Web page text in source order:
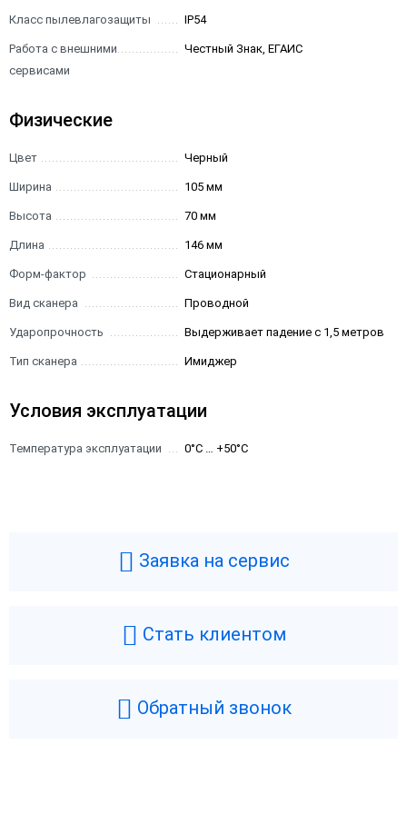
Класс пылевлагозащиты IP54
Работа с внешними
сервисами
Честный Знак, ЕГАИС
Физические
Цвет Черный
Ширина 105 мм
Высота 70 мм
Длина 146 мм
Форм-фактор Стационарный
Вид сканера Проводной
Ударопрочность Выдерживает падение с 1,5 метров
Тип сканера Имиджер
Условия эксплуатации
Температура эксплуатации 0°C … +50°C
Заявка на сервис
Стать клиентом
Обратный звонок